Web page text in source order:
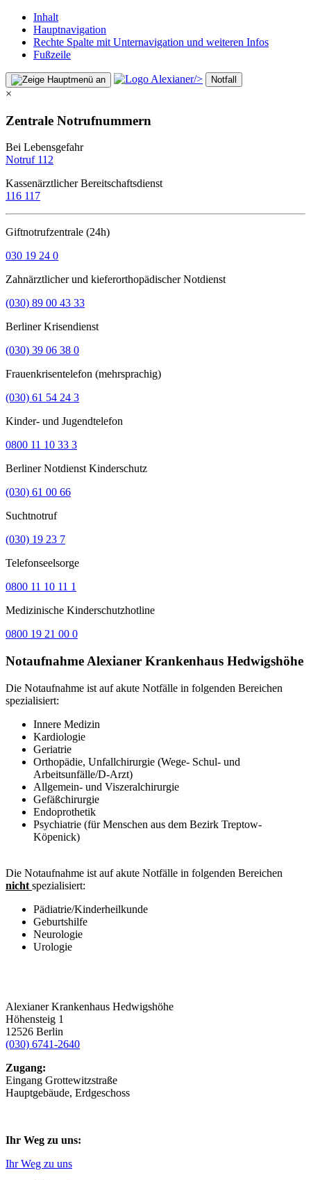
Inhalt
Hauptnavigation
Rechte Spalte mit Unternavigation und weiteren Infos
Fußzeile
/> Notfall
×
Zentrale Notrufnummern
Bei Lebensgefahr
Notruf 112
Kassenärztlicher Bereitschaftsdienst
116 117
Giftnotrufzentrale (24h)
030 19 24 0
Zahnärztlicher und kieferorthopädischer Notdienst
(030) 89 00 43 33
Berliner Krisendienst
(030) 39 06 38 0
Frauenkrisentelefon (mehrsprachig)
(030) 61 54 24 3
Kinder- und Jugendtelefon
0800 11 10 33 3
Berliner Notdienst Kinderschutz
(030) 61 00 66
Suchtnotruf
(030) 19 23 7
Telefonseelsorge
0800 11 10 11 1
Medizinische Kinderschutzhotline
0800 19 21 00 0
Notaufnahme Alexianer Krankenhaus Hedwigshöhe
Die Notaufnahme ist auf akute Notfälle in folgenden Bereichen
spezialisiert:
Innere Medizin
Kardiologie
Geriatrie
Orthopädie, Unfallchirurgie (Wege- Schul- und
Arbeitsunfälle/D-Arzt)
Allgemein- und Viszeralchirurgie
Gefäßchirurgie
Endoprothetik
Psychiatrie (für Menschen aus dem Bezirk Treptow-
Köpenick)
Die Notaufnahme ist auf akute Notfälle in folgenden Bereichen
nicht spezialisiert:
Pädiatrie/Kinderheilkunde
Geburtshilfe
Neurologie
Urologie
Alexianer Krankenhaus Hedwigshöhe
Höhensteig 1
12526 Berlin
(030) 6741-2640
Zugang:
Eingang Grottewitzstraße
Hauptgebäude, Erdgeschoss
Ihr Weg zu uns:
Ihr Weg zu uns